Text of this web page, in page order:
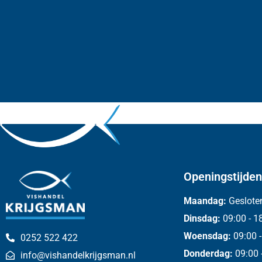
0252 522 422
info@vishandelkrijgsman.nl
Openingstijden
Maandag:
Dinsdag: 09:00 -
Woensdag: 09:00
Donderdag: 09:00